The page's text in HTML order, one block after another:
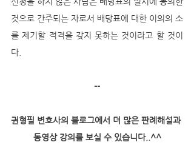
것으로 간주되는 자로서 배당표에 대한 이의의 소
를 제기할 적격을 갖지 못하는 것이라고 할 것이
다.
--
권형필 변호사의 블로그에서 더 많은 판례해설과
동영상 강의를 보실 수 있습니다..^^